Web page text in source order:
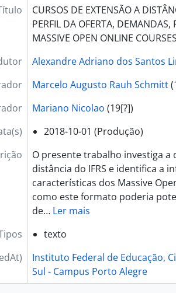
CURSOS DE EXTENSÃO A
PERFIL DA OFERTA, DEMANDAS,
MASSIVE OPEN ONLINE
Alexandre Adriano dos Santos
Marcelo Augusto Rauh Schmitt
Mariano Nicolao (19[?])
2018-10-01 (Produção)
O presente trabalho investiga a
distância do IFRS e identifica a
características dos Massive
como este formato poderia
de… Ler mais
texto
Instituto Federal de Educação,
Sul - Campus Porto Alegre